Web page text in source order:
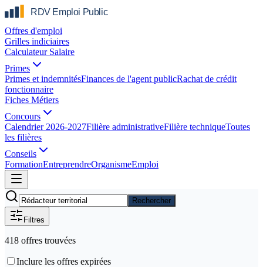
Offres d'emploi
Grilles indiciaires
Calculateur Salaire
Primes
Primes et indemnitésFinances de l'agent publicRachat de crédit
fonctionnaire
Fiches Métiers
Concours
Calendrier 2026-2027Filière administrativeFilière techniqueToutes
les filières
Conseils
FormationEntreprendreOrganismeEmploi
Rechercher
Filtres
418 offres trouvées
Inclure les offres expirées